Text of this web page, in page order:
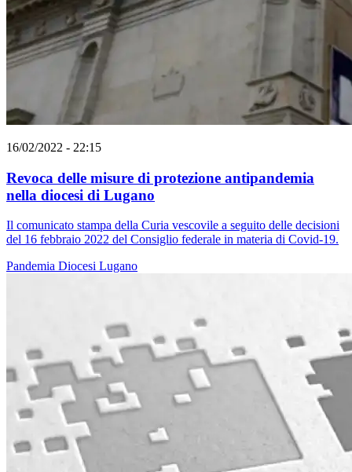
16/02/2022 - 22:15
Revoca delle misure di protezione antipandemia
nella diocesi di Lugano
Il comunicato stampa della Curia vescovile a seguito delle decisioni
del 16 febbraio 2022 del Consiglio federale in materia di Covid-19.
Pandemia Diocesi Lugano